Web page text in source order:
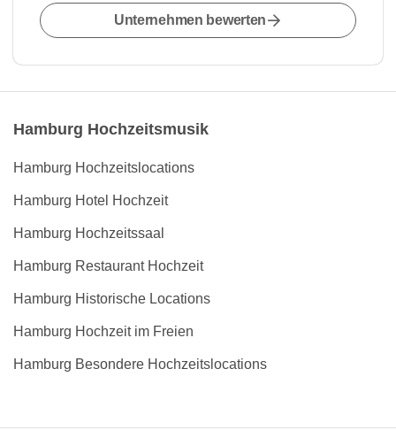
Unternehmen bewerten
Hamburg Hochzeitsmusik
Hamburg Hochzeitslocations
Hamburg Hotel Hochzeit
Hamburg Hochzeitssaal
Hamburg Restaurant Hochzeit
Hamburg Historische Locations
Hamburg Hochzeit im Freien
Hamburg Besondere Hochzeitslocations